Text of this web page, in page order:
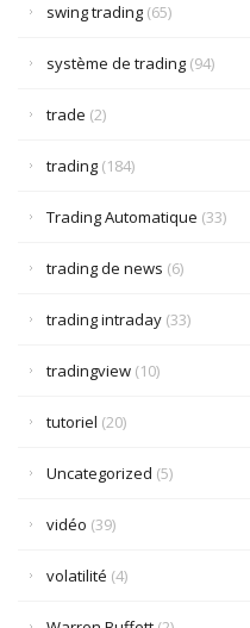
swing trading (65)
système de trading (94)
trade (2)
trading (184)
Trading Automatique (33)
trading de news (6)
trading intraday (33)
tradingview (10)
tutoriel (20)
Uncategorized (5)
vidéo (39)
volatilité (4)